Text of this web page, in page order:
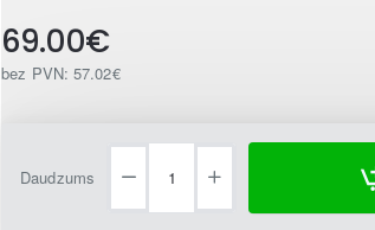
69.00€
bez PVN: 57.02€
Daudzums